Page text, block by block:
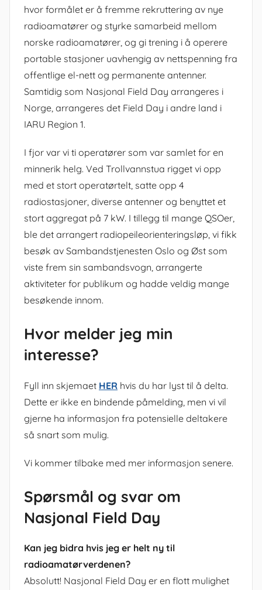
hvor formålet er å fremme rekruttering av nye
radioamatører og styrke samarbeid mellom
norske radioamatører, og gi trening i å operere
portable stasjoner uavhengig av nettspenning fra
offentlige el-nett og permanente antenner.
Samtidig som Nasjonal Field Day arrangeres i
Norge, arrangeres det Field Day i andre land i
IARU Region 1.
I fjor var vi ti operatører som var samlet for en
minnerik helg. Ved Trollvannstua rigget vi opp
med et stort operatørtelt, satte opp 4
radiostasjoner, diverse antenner og benyttet et
stort aggregat på 7 kW. I tillegg til mange QSOer,
ble det arrangert radiopeileorienteringsløp, vi fikk
besøk av Sambandstjenesten Oslo og Øst som
viste frem sin sambandsvogn, arrangerte
aktiviteter for publikum og hadde veldig mange
besøkende innom.
Hvor melder jeg min
interesse?
Fyll inn skjemaet HER hvis du har lyst til å delta.
Dette er ikke en bindende påmelding, men vi vil
gjerne ha informasjon fra potensielle deltakere
så snart som mulig.
Vi kommer tilbake med mer informasjon senere.
Spørsmål og svar om
Nasjonal Field Day
Kan jeg bidra hvis jeg er helt ny til
radioamatørverdenen?
Absolutt! Nasjonal Field Day er en flott mulighet